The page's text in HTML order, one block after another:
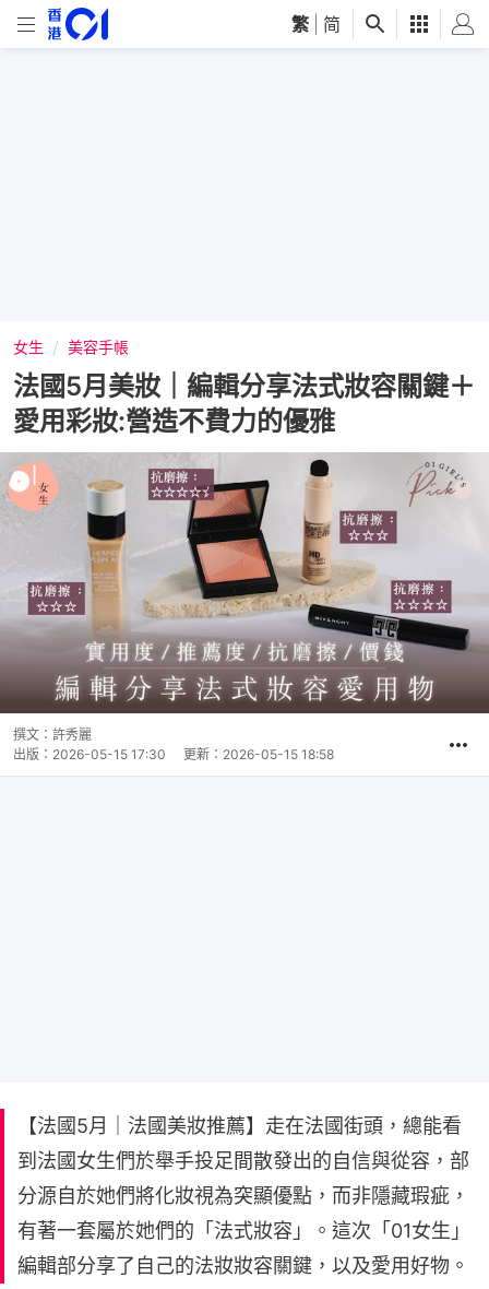
繁 简
女生 美容手帳
法國5月美妝｜編輯分享法式妝容關鍵＋
愛用彩妝:營造不費力的優雅
撰文： 許秀麗
出版： 2026-05-15 17:30 更新： 2026-05-15 18:58
【法國5月｜法國美妝推薦】走在法國街頭，總能看
到法國女生們於舉手投足間散發出的自信與從容，部
分源自於她們將化妝視為突顯優點，而非隱藏瑕疵，
有著一套屬於她們的「法式妝容」。這次「01女生」
編輯部分享了自己的法妝妝容關鍵，以及愛用好物。